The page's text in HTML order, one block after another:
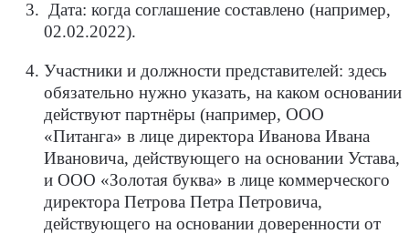
Дата: когда соглашение составлено (например,
02.02.2022).
Участники и должности представителей: здесь
обязательно нужно указать, на каком основании
действуют партнёры (например, ООО
«Питанга» в лице директора Иванова Ивана
Ивановича, действующего на основании Устава,
и ООО «Золотая буква» в лице коммерческого
директора Петрова Петра Петровича,
действующего на основании доверенности от